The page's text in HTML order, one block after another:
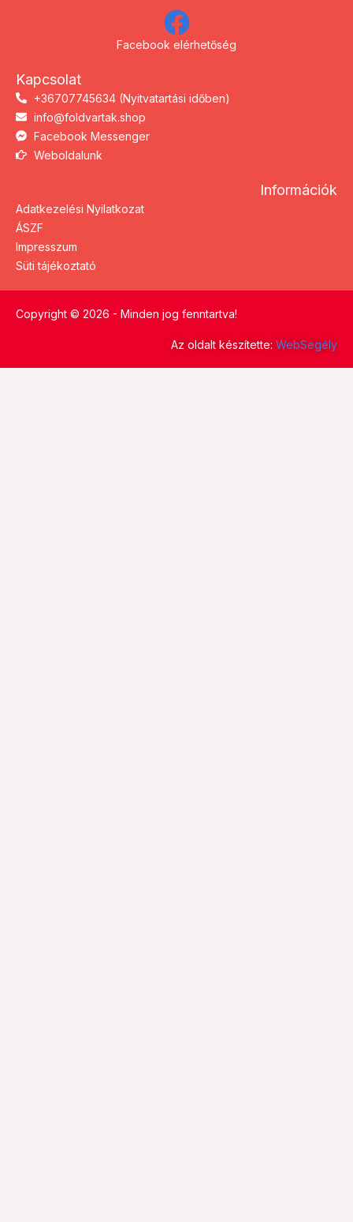
Facebook elérhetőség
Kapcsolat
+36707745634 (Nyitvatartási időben)
info@foldvartak.shop
Facebook Messenger
Weboldalunk
Információk
Adatkezelési Nyilatkozat
ÁSZF
Impresszum
Süti tájékoztató
Copyright © 2026 - Minden jog fenntartva!
Az oldalt készítette: WebSegély